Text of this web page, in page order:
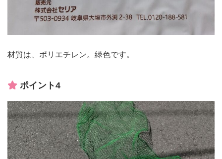
材質は、ポリエチレン。緑色です。
ポイント4